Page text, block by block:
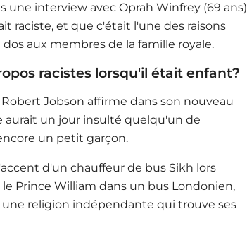
une interview avec Oprah Winfrey (69 ans)
raciste, et que c'était l'une des raisons
aux membres de la famille royale.
racistes lorsqu'il était enfant?
Jobson affirme dans son nouveau
aurait un jour insulté quelqu'un de
un petit garçon.
d'un chauffeur de bus Sikh lors
Prince William dans un bus Londonien,
une religion indépendante qui trouve ses